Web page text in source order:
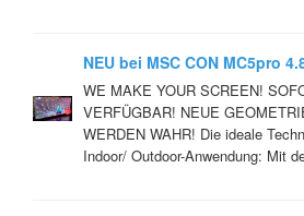
NEU bei MSC CON MC5pro
Outdoor- Ultimativ / Flexible
WE MAKE YOUR SCREEN!
VERFÜGBAR! NEUE
WERDEN WAHR! Die ideale
Indoor/ Outdoor-Anwendung: Mit